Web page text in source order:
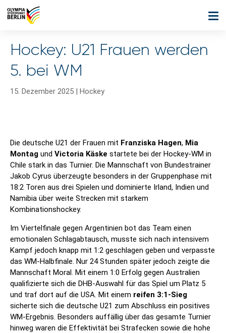
Hockey: U21 Frauen werden
5. bei WM
15. Dezember 2025 | Hockey
Die deutsche U21 der Frauen mit Franziska Hagen, Mia
Montag und Victoria Käske startete bei der Hockey-WM in
Chile stark in das Turnier. Die Mannschaft von Bundestrainer
Jakob Cyrus überzeugte besonders in der Gruppenphase mit
18:2 Toren aus drei Spielen und dominierte Irland, Indien und
Namibia über weite Strecken mit starkem
Kombinationshockey.
Im Viertelfinale gegen Argentinien bot das Team einen
emotionalen Schlagabtausch, musste sich nach intensivem
Kampf jedoch knapp mit 1:2 geschlagen geben und verpasste
das WM-Halbfinale. Nur 24 Stunden später jedoch zeigte die
Mannschaft Moral. Mit einem 1:0 Erfolg gegen Australien
qualifizierte sich die DHB-Auswahl für das Spiel um Platz 5
und traf dort auf die USA. Mit einem reifen 3:1-Sieg
sicherte sich die deutsche U21 zum Abschluss ein positives
WM-Ergebnis. Besonders auffällig über das gesamte Turnier
hinweg waren die Effektivität bei Strafecken sowie die hohe